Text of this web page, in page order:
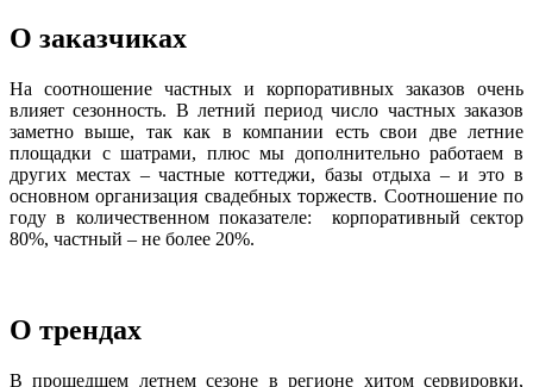
О заказчиках
На соотношение частных и корпоративных заказов очень
влияет сезонность. В летний период число частных заказов
заметно выше, так как в компании есть свои две летние
площадки с шатрами, плюс мы дополнительно работаем в
других местах – частные коттеджи, базы отдыха – и это в
основном организация свадебных торжеств. Соотношение по
году в количественном показателе: корпоративный сектор
80%, частный – не более 20%.
О трендах
В прошедшем летнем сезоне в регионе хитом сервировки,